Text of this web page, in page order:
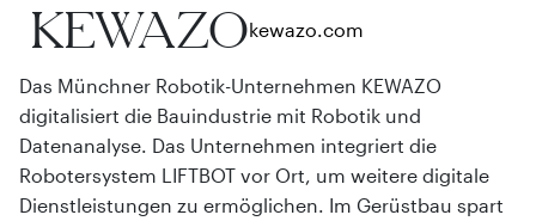
KEWAZOkewazo.com
Das Münchner Robotik-Unternehmen KEWAZO
digitalisiert die Bauindustrie mit Robotik und
Datenanalyse. Das Unternehmen integriert die
Robotersystem LIFTBOT vor Ort, um weitere digitale
Dienstleistungen zu ermöglichen. Im Gerüstbau spart